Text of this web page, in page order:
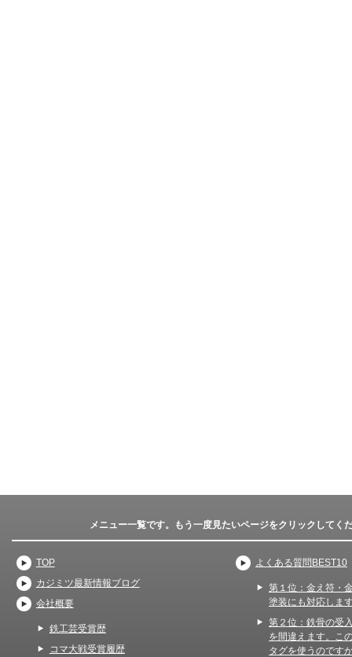
メニュー一覧です。もう一度見たいページをクリックしてく
TOP
カジミツ最新情報ブログ
会社概要
鉄工芸受賞歴
コマ大戦受賞履歴
よくある質問BEST10
第１位：金え符・
塗装にも対応しま
第２位：鉄骨の受
を間違えます。こ
タグを使うのです